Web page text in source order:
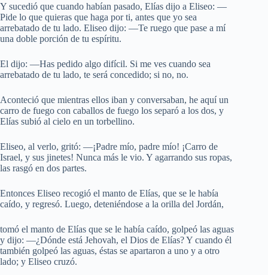
Y sucedió que cuando habían pasado, Elías dijo a Eliseo: —
Pide lo que quieras que haga por ti, antes que yo sea
arrebatado de tu lado. Eliseo dijo: —Te ruego que pase a mí
una doble porción de tu espíritu.
El dijo: —Has pedido algo difícil. Si me ves cuando sea
arrebatado de tu lado, te será concedido; si no, no.
Aconteció que mientras ellos iban y conversaban, he aquí un
carro de fuego con caballos de fuego los separó a los dos, y
Elías subió al cielo en un torbellino.
Eliseo, al verlo, gritó: —¡Padre mío, padre mío! ¡Carro de
Israel, y sus jinetes! Nunca más le vio. Y agarrando sus ropas,
las rasgó en dos partes.
Entonces Eliseo recogió el manto de Elías, que se le había
caído, y regresó. Luego, deteniéndose a la orilla del Jordán,
tomó el manto de Elías que se le había caído, golpeó las aguas
y dijo: —¿Dónde está Jehovah, el Dios de Elías? Y cuando él
también golpeó las aguas, éstas se apartaron a uno y a otro
lado; y Eliseo cruzó.